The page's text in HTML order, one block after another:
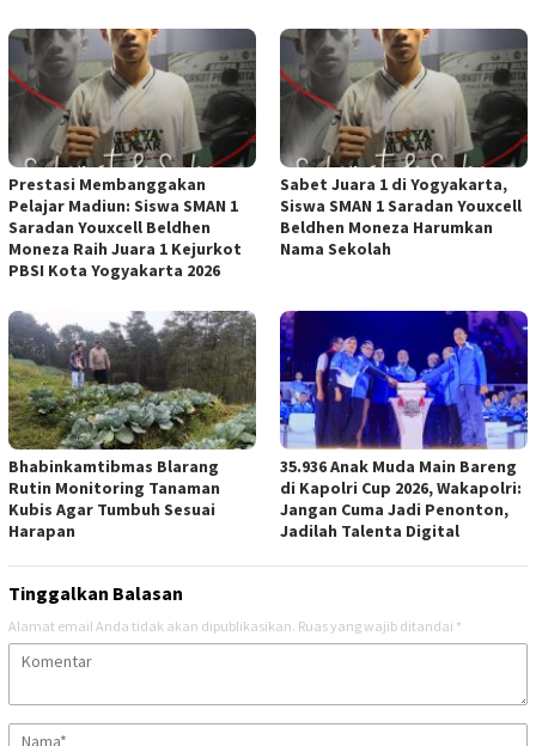
Prestasi Membanggakan
Pelajar Madiun: Siswa SMAN 1
Saradan Youxcell Beldhen
Moneza Raih Juara 1 Kejurkot
PBSI Kota Yogyakarta 2026
Sabet Juara 1 di Yogyakarta,
Siswa SMAN 1 Saradan Youxcell
Beldhen Moneza Harumkan
Nama Sekolah
Bhabinkamtibmas Blarang
Rutin Monitoring Tanaman
Kubis Agar Tumbuh Sesuai
Harapan
35.936 Anak Muda Main Bareng
di Kapolri Cup 2026, Wakapolri:
Jangan Cuma Jadi Penonton,
Jadilah Talenta Digital
Tinggalkan Balasan
Alamat email Anda tidak akan dipublikasikan. Ruas yang wajib ditandai *